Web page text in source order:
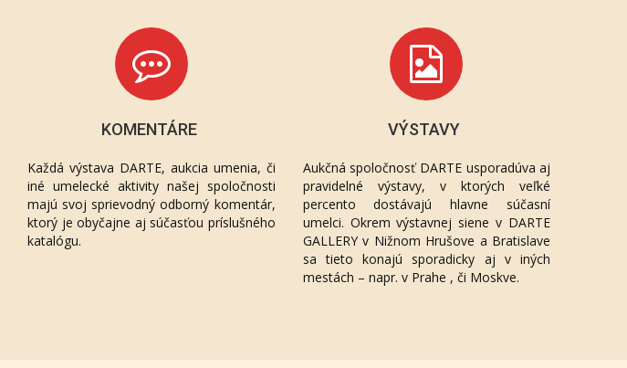
KOMENTÁRE
Každá výstava DARTE, aukcia umenia, či
iné umelecké aktivity našej spoločnosti
majú svoj sprievodný odborný komentár,
ktorý je obyčajne aj súčasťou príslušného
katalógu.
VÝSTAVY
Aukčná spoločnosť DARTE usporadúva aj
pravidelné výstavy, v ktorých veľké
percento dostávajú hlavne súčasní
umelci. Okrem výstavnej siene v DARTE
GALLERY v Nižnom Hrušove a Bratislave
sa tieto konajú sporadicky aj v iných
mestách – napr. v Prahe , či Moskve.